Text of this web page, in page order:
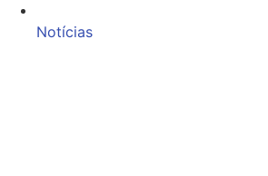
Notícias